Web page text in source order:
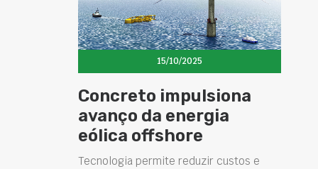
15/10/2025
Concreto impulsiona
avanço da energia
eólica offshore
Tecnologia permite reduzir custos e